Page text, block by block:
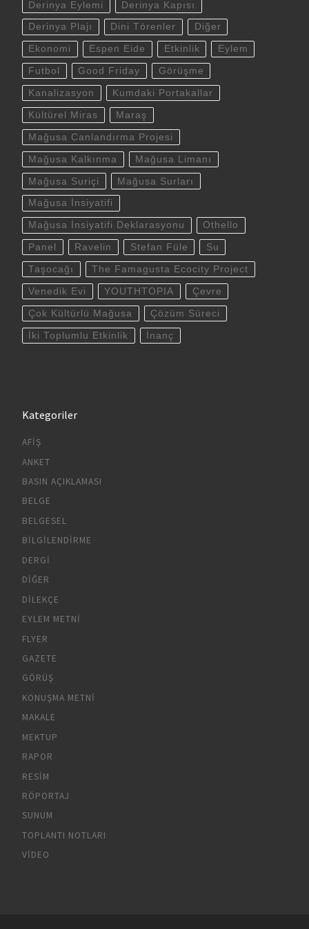
Derinya Eylemi Derinya Kapısı
Derinya Plajı Dini Törenler Diğer
Ekonomi Espen Eide Etkinlik Eylem
Futbol Good Friday Görüşme
Kanalizasyon Kumdaki Portakallar
Kültürel Miras Maraş
Mağusa Canlandırma Projesi
Mağusa Kalkınma Mağusa Limanı
Mağusa Suriçi Mağusa Surları
Mağusa İnsiyatifi
Mağusa İnsiyatifi Deklarasyonu Othello
Panel Ravelin Stefan Füle Su
Taşocağı The Famagusta Ecocity Project
Venedik Evi YOUTHTOPIA Çevre
Çok Kültürlü Mağusa Çözüm Süreci
İki Toplumlu Etkinlik İnanç
Kategoriler
AFIŞ
ANKET
BASIN AÇIKLAMASI
BELGE
BELGESEL
BILGILENDIRME
DERGI
DIĞER
DILEKÇE
EYLEM METNI
FLYER
GAZETE
GÖRÜŞ
KONUŞMA METNI
MAKALE
MEKTUP
RAPOR
RESIM
RÖPORTAJ
SUNUM
TOPLANTI NOTLARI
VIDEO